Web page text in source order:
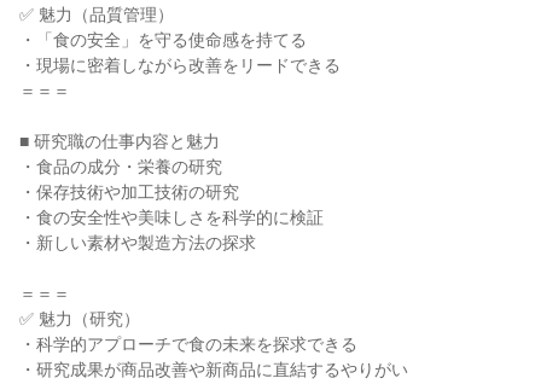
✅ 魅力（品質管理）
・「食の安全」を守る使命感を持てる
・現場に密着しながら改善をリードできる
＝＝＝
■ 研究職の仕事内容と魅力
・食品の成分・栄養の研究
・保存技術や加工技術の研究
・食の安全性や美味しさを科学的に検証
・新しい素材や製造方法の探求
＝＝＝
✅ 魅力（研究）
・科学的アプローチで食の未来を探求できる
・研究成果が商品改善や新商品に直結するやりがい